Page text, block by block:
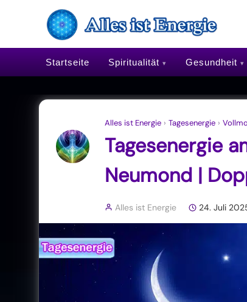
Startseite Spiritualität Gesundheit
Alles ist Energie › Tagesenergie ›
Tagesenergie
Neumond |
Alles ist Energie 24. Juli